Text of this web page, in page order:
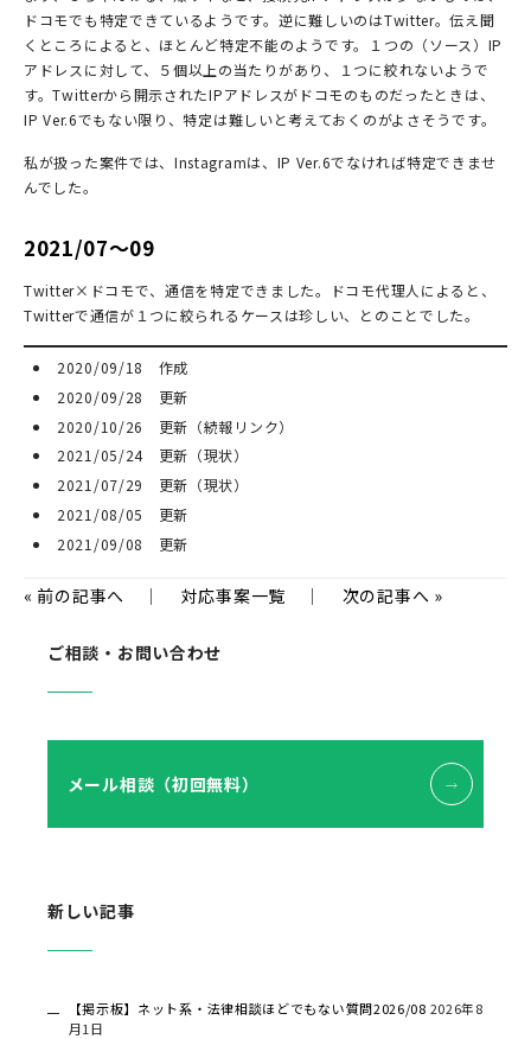
ドコモでも特定できているようです。逆に難しいのはTwitter。伝え聞
くところによると、ほとんど特定不能のようです。１つの（ソース）IP
アドレスに対して、５個以上の当たりがあり、１つに絞れないようで
す。Twitterから開示されたIPアドレスがドコモのものだったときは、
IP Ver.6でもない限り、特定は難しいと考えておくのがよさそうです。
私が扱った案件では、Instagramは、IP Ver.6でなければ特定できませ
んでした。
2021/07～09
Twitter×ドコモで、通信を特定できました。ドコモ代理人によると、
Twitterで通信が１つに絞られるケースは珍しい、とのことでした。
2020/09/18 作成
2020/09/28 更新
2020/10/26 更新（続報リンク）
2021/05/24 更新（現状）
2021/07/29 更新（現状）
2021/08/05 更新
2021/09/08 更新
« 前の記事へ ｜ 対応事案一覧 ｜ 次の記事へ »
ご相談・お問い合わせ
メール相談（初回無料）
新しい記事
【掲示板】ネット系・法律相談ほどでもない質問2026/08 2026年8
月1日